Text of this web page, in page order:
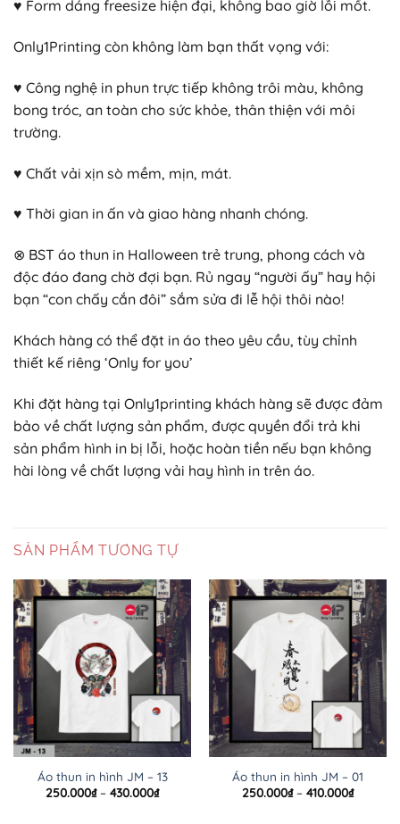
♥ Form dáng freesize hiện đại, không bao giờ lỗi mốt.
Only1Printing còn không làm bạn thất vọng với:
♥ Công nghệ in phun trực tiếp không trôi màu, không
bong tróc, an toàn cho sức khỏe, thân thiện với môi
trường.
♥ Chất vải xịn sò mềm, mịn, mát.
♥ Thời gian in ấn và giao hàng nhanh chóng.
⊗ BST áo thun in Halloween trẻ trung, phong cách và
độc đáo đang chờ đợi bạn. Rủ ngay “người ấy” hay hội
bạn “con chấy cắn đôi” sắm sửa đi lễ hội thôi nào!
Khách hàng có thể đặt in áo theo yêu cầu, tùy chỉnh
thiết kế riêng ‘Only for you’
Khi đặt hàng tại Only1printing khách hàng sẽ được đảm
bảo về chất lượng sản phẩm, được quyền đổi trả khi
sản phẩm hình in bị lỗi, hoặc hoàn tiền nếu bạn không
hài lòng về chất lượng vải hay hình in trên áo.
SẢN PHẨM TƯƠNG TỰ
Áo thun in hình JM – 13
250.000₫ – 430.000₫Khoảng
Áo thun in hình JM – 01
250.000₫ – 410.000₫Khoảng